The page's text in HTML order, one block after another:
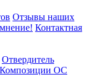
Отзывы наших
Контактная
Отвердитель
Композиции ОС